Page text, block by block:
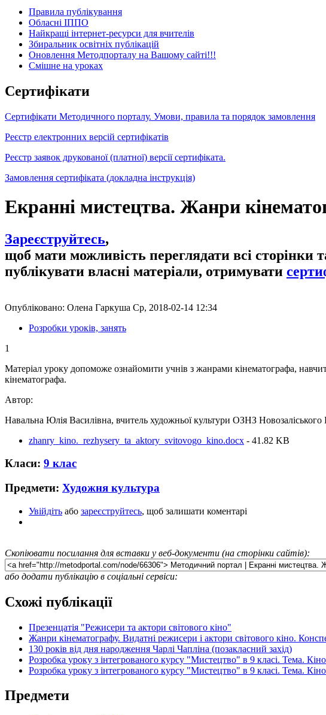
Правила публікування
Обласні ІППО
Найкращі інтернет-ресурси для вчителів
Збиральник освітніх публікацій
Оновлення Методпорталу на Вашому сайті!!!
Cмішне на уроках
Сертифікати
Сертифікати Методичного порталу. Умови, правила та порядок замовлення
Реєстр електронних версій сертифікатів
Реєстр заявок друкованої (платної) версії сертифіката.
Замовлення сертифіката (докладна інструкція)
Екранні мистецтва. Жанри
Зареєструйтесь,
щоб мати можливість переглядати всі сторінки
публікувати власні матеріали, отримувати
Опубліковано: Олена Гаркуша Ср, 2018-02-14 12:34
Розробки уроків, занять
1
Матеріал уроку допоможе ознайомити учнів з жанрами кінематографа,
кінематографа.
Автор:
Навальна Юлія Василівна, вчитель художньої культури ОЗНЗ
zhanry_kino._rezhysery_ta_aktory_svitovogo_kino.docx - 41.82 KB
Класи: 9 клас
Предмети: Художня культура
Увійдіть або зареєструйтесь, щоб залишати коментарі
Скопіювати посилання для вставки у веб-документи (на сторінки сайтів):
або додати публікацію в соціальні сервіси:
Схожі публікації
Презенцатія "Режисери та актори світового кіно"
Жанри кінематографу. Видатні режисери і актори світового кіно.
130 років від дня народження Чарлі Чапліна (позакласний захід)
Розробка уроку з інтегрованого курсу "Мистецтво" в 9 класі. Тема.
Розробка уроку з інтегрованого курсу "Мистецтво" в 9 класі. Тема.
Предмети